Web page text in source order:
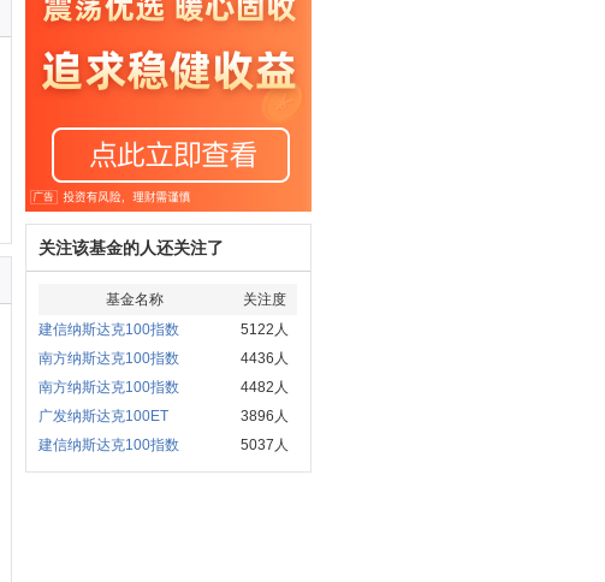
关注该基金的人还关注了
基金名称
关注度
建信纳斯达克100指数
5122人
南方纳斯达克100指数
4436人
南方纳斯达克100指数
4482人
广发纳斯达克100ET
3896人
建信纳斯达克100指数
5037人